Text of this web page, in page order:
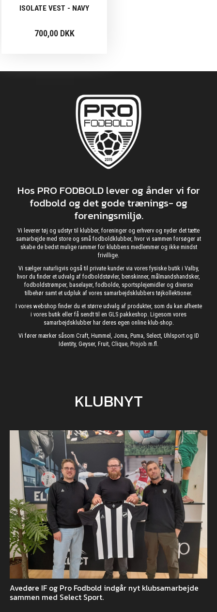
ISOLATE VEST - NAVY
700,00 DKK
Hos PRO FODBOLD lever og ånder vi for
fodbold og det gode trænings- og
foreningsmiljø.
Vi leverer tøj og udstyr til klubber, foreninger og erhverv og nyder det tætte
samarbejde med store og små fodboldklubber, hvor vi sammen forsøger at
skabe de bedst mulige rammer for klubbens medlemmer og ikke mindst
frivillige.
Vi sælger naturligvis også til private kunder via vores fysiske butik i Valby,
hvor du finder et udvalg af fodboldstøvler, benskinner, målmandshandsker,
fodboldstrømper, baselayer, fodbolde, sportsplejemidler og diverse
tilbehør samt et udpluk af vores samarbejdsklubbers tøjkollektioner.
I vores webshop finder du et større udvalg af produkter, som du kan afhente
i vores butik eller få sendt til en GLS pakkeshop. Ligesom vores
samarbejdsklubber har deres egen online klub-shop.
Vi fører mærker såsom Craft, Hummel, Joma, Puma, Select, Uhlsport og ID
Identity, Geyser, Fruit, Clique, Projob m.fl.
KLUBNYT
Avedøre IF og Pro Fodbold indgår nyt klubsamarbejde
sammen med Select Sport.